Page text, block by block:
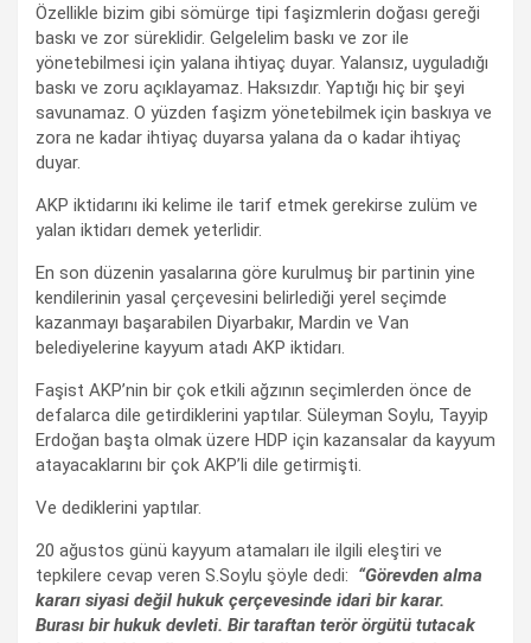
Özellikle bizim gibi sömürge tipi faşizmlerin doğası gereği
baskı ve zor süreklidir. Gelgelelim baskı ve zor ile
yönetebilmesi için yalana ihtiyaç duyar. Yalansız, uyguladığı
baskı ve zoru açıklayamaz. Haksızdır. Yaptığı hiç bir şeyi
savunamaz. O yüzden faşizm yönetebilmek için baskıya ve
zora ne kadar ihtiyaç duyarsa yalana da o kadar ihtiyaç
duyar.
AKP iktidarını iki kelime ile tarif etmek gerekirse zulüm ve
yalan iktidarı demek yeterlidir.
En son düzenin yasalarına göre kurulmuş bir partinin yine
kendilerinin yasal çerçevesini belirlediği yerel seçimde
kazanmayı başarabilen Diyarbakır, Mardin ve Van
belediyelerine kayyum atadı AKP iktidarı.
Faşist AKP’nin bir çok etkili ağzının seçimlerden önce de
defalarca dile getirdiklerini yaptılar. Süleyman Soylu, Tayyip
Erdoğan başta olmak üzere HDP için kazansalar da kayyum
atayacaklarını bir çok AKP’li dile getirmişti.
Ve dediklerini yaptılar.
20 ağustos günü kayyum atamaları ile ilgili eleştiri ve
tepkilere cevap veren S.Soylu şöyle dedi: “Görevden alma
kararı siyasi değil hukuk çerçevesinde idari bir karar.
Burası bir hukuk devleti. Bir taraftan terör örgütü tutacak